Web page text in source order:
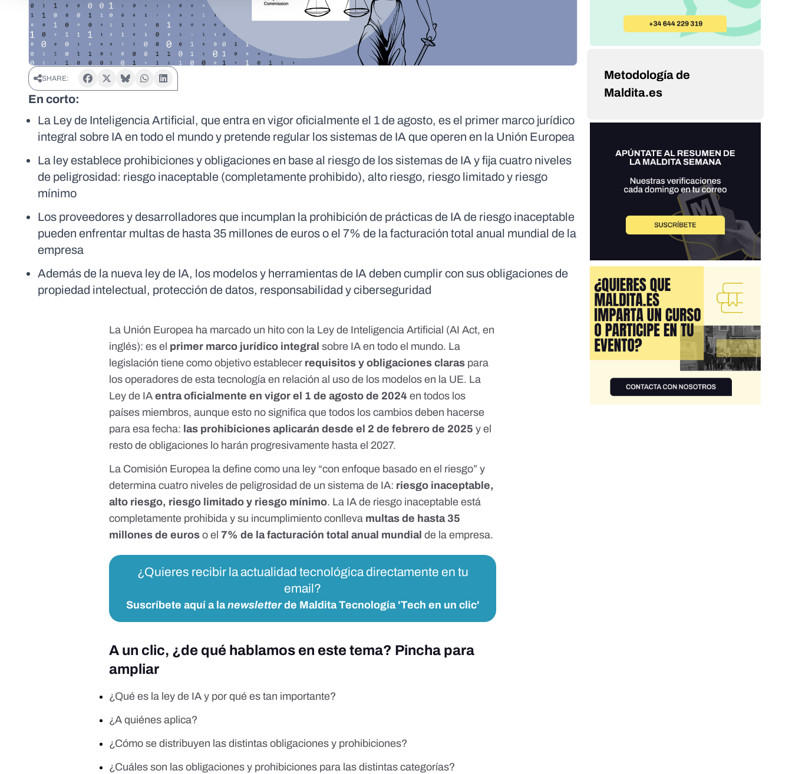
SHARE:
En corto:
La Ley de Inteligencia Artificial, que entra en vigor oficialmente el 1 de agosto, es el primer marco jurídico
integral sobre IA en todo el mundo y pretende regular los sistemas de IA que operen en la Unión Europea
La ley establece prohibiciones y obligaciones en base al riesgo de los sistemas de IA y fija cuatro niveles
de peligrosidad: riesgo inaceptable (completamente prohibido), alto riesgo, riesgo limitado y riesgo
mínimo
Los proveedores y desarrolladores que incumplan la prohibición de prácticas de IA de riesgo inaceptable
pueden enfrentar multas de hasta 35 millones de euros o el 7% de la facturación total anual mundial de la
empresa
Además de la nueva ley de IA, los modelos y herramientas de IA deben cumplir con sus obligaciones de
propiedad intelectual, protección de datos, responsabilidad y ciberseguridad
La Unión Europea ha marcado un hito con la Ley de Inteligencia Artificial (AI Act, en
inglés): es el primer marco jurídico integralsobre IA en todo el mundo. La
legislación tiene como objetivo establecer requisitos y obligaciones claras para
los operadores de esta tecnología en relación al uso de los modelos en la UE. La
Ley de IAentra oficialmente en vigor el 1 de agosto de 2024en todos los
países miembros, aunque esto no significa que todos los cambios deben hacerse
para esa fecha: las prohibiciones aplicarán desde el 2 de febrero de 2025y el
resto de obligaciones lo harán progresivamente hasta el 2027.
La Comisión Europea la define como una ley “con enfoque basado en el riesgo” y
determina cuatro niveles de peligrosidad de un sistema de IA: riesgo inaceptable,
alto riesgo, riesgo limitado y riesgo mínimo. La IA de riesgo inaceptable está
completamente prohibida y su incumplimiento conlleva multas de hasta 35
millones de euros o el7% de la facturación total anual mundialde la empresa.
¿Quieres recibir la actualidad tecnológica directamente en tu
email?
Suscríbete aquí a lanewsletterde Maldita Tecnología 'Tech en un clic'
A un clic, ¿de qué hablamos en este tema? Pincha para
ampliar
¿Qué es la ley de IA y por qué es tan importante?
¿A quiénes aplica?
¿Cómo se distribuyen las distintas obligaciones y prohibiciones?
¿Cuáles son las obligaciones y prohibiciones para las distintas categorías?
Metodología de
Maldita.es